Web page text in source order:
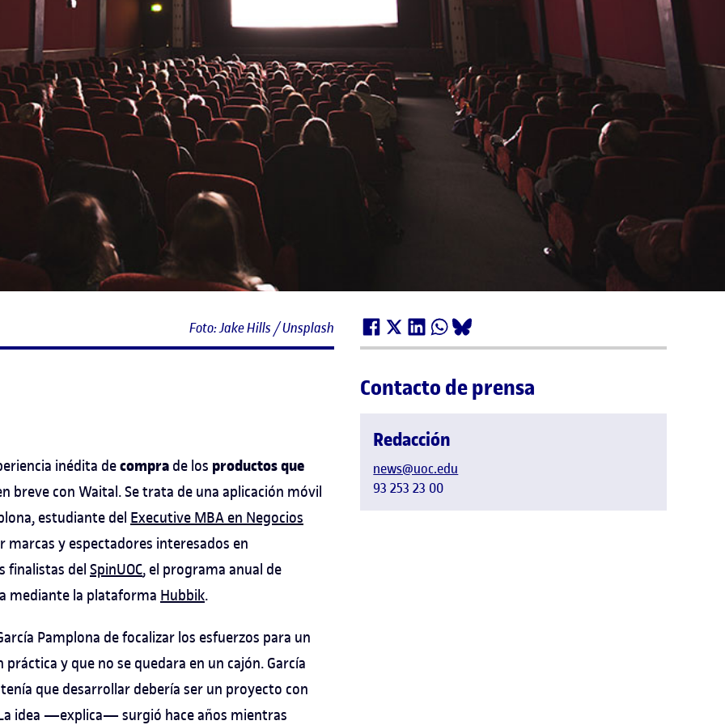
Foto: Jake Hills / Unsplash
inédita decompra de los productos que
breve con Waital. Se trata de una aplicación móvil
estudiante del Executive MBA en Negocios
marcas y espectadores interesados en
finalistas del SpinUOC, el programa anual de
mediante la plataforma Hubbik.
Pamplona de focalizar los esfuerzos para un
y que no se quedara en un cajón. García
que desarrollar debería ser un proyecto con
idea —explica— surgió hace años mientras
Contacto de prensa
Redacción
news@uoc.edu
93 253 23 00